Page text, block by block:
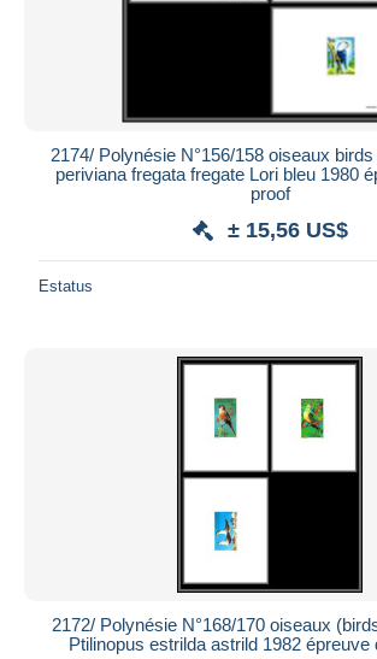
2174/ Polynésie N°156/158 oiseaux
periviana fregata fregate Lori bleu 1980
proof
± 15,56 US$
Estatus
2172/ Polynésie N°168/170 oiseaux
Ptilinopus estrilda astrild 1982 épreuve